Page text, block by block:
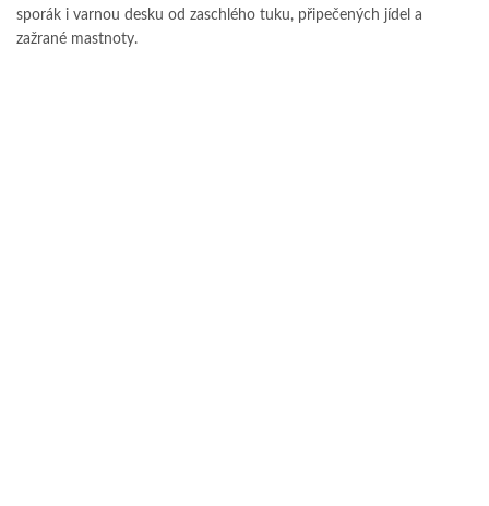
sporák i varnou desku od zaschlého tuku, připečených jídel a
zažrané mastnoty.